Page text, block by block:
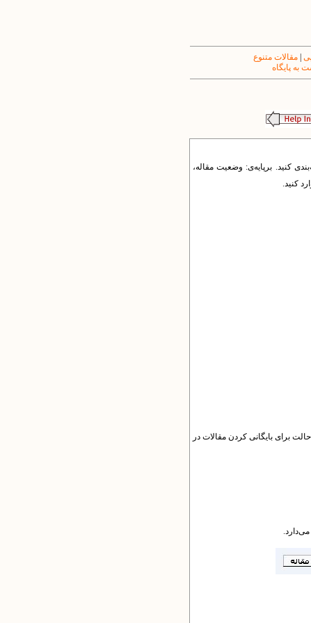
|مقالات متنوع
به پایگاه
کنید. برپایه‌ی: وضعیت‌ مقاله،
کنید.
برای بایگانی کردن مقالات در